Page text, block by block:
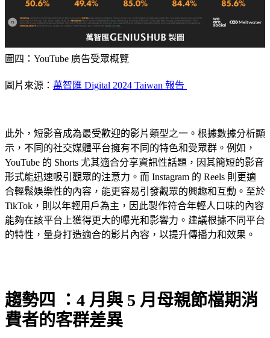
圖四：YouTube 廣告受眾概覽
圖片來源： 萬智匯 Digital 2024 Taiwan 報告
此外，短影音成為最受歡迎的影片類型之一。根據數據分析顯
示，不同的社交媒體平台擁有不同的特色和受眾群。例如，
YouTube 的 Shorts 尤其適合分享資訊性話題，因其簡短的影音
形式能迅速吸引觀眾的注意力。而 Instagram 的 Reels 則更適
合輕鬆娛樂性的內容，能更容易引發觀眾的興趣和互動。至於
TikTok，則以年輕用戶為主，因此製作符合年輕人口味的內容
能夠在該平台上獲得更大的曝光和影響力。建議根據不同平台
的特性，量身打造適合的影片內容，以提升傳播力和效果。
趨勢四 ：4 月與 5 月母親節檔期消
費者的客群差異